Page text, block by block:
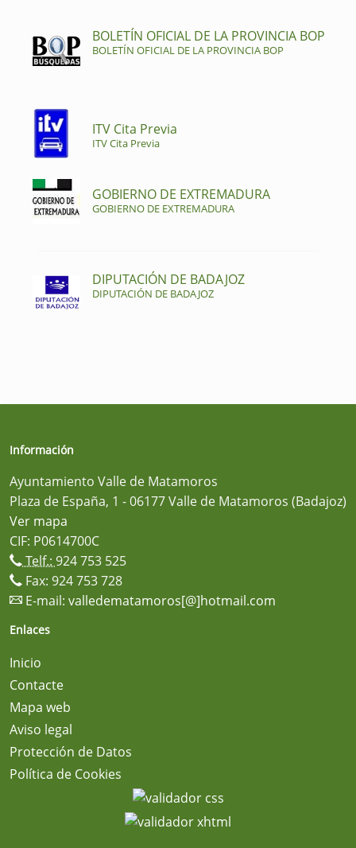
BOLETÍN OFICIAL DE LA PROVINCIA BOP
BOLETÍN OFICIAL DE LA PROVINCIA BOP
ITV Cita Previa
ITV Cita Previa
GOBIERNO DE EXTREMADURA
GOBIERNO DE EXTREMADURA
DIPUTACIÓN DE BADAJOZ
DIPUTACIÓN DE BADAJOZ
Información
Ayuntamiento Valle de Matamoros
Plaza de España, 1 - 06177 Valle de Matamoros (Badajoz)
Ver mapa
CIF: P0614700C
Telf.: 924 753 525
Fax: 924 753 728
E-mail: valledematamoros[@]hotmail.com
Enlaces
Inicio
Contacte
Mapa web
Aviso legal
Protección de Datos
Política de Cookies